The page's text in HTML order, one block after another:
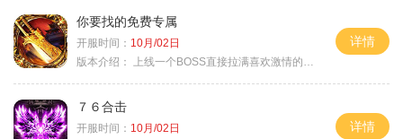
你要找的免费专属
开服时间： 10月/02日
版本介绍：
上线一个BOSS直接拉满喜欢激情的朋友进
详情
７６合击
开服时间： 10月/02日
详情